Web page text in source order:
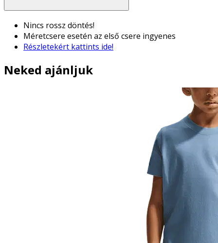
Nincs rossz döntés!
Méretcsere esetén az első csere ingyenes
Részletekért kattints ide!
Neked ajánljuk